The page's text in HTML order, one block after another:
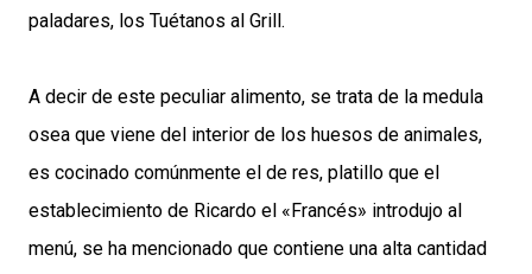
paladares, los Tuétanos al Grill.
A decir de este peculiar alimento, se trata de la medula
osea que viene del interior de los huesos de animales,
es cocinado comúnmente el de res, platillo que el
establecimiento de Ricardo el «Francés» introdujo al
menú, se ha mencionado que contiene una alta cantidad